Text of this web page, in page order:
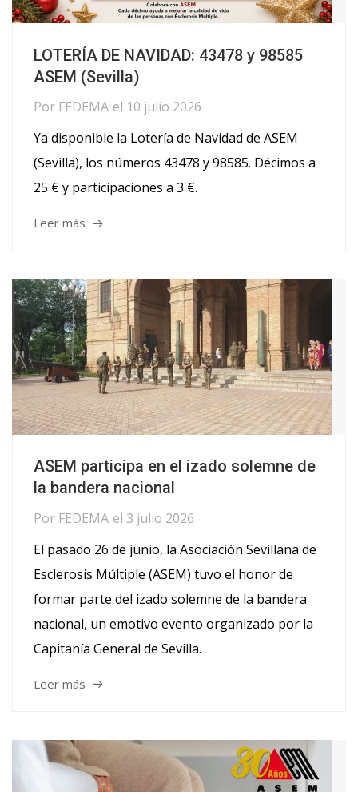
LOTERÍA DE NAVIDAD: 43478 y 98585
ASEM (Sevilla)
Por FEDEMA el 10 julio 2026
Ya disponible la Lotería de Navidad de ASEM
(Sevilla), los números 43478 y 98585. Décimos a
25 € y participaciones a 3 €.
Leer más
ASEM participa en el izado solemne de
la bandera nacional
Por FEDEMA el 3 julio 2026
El pasado 26 de junio, la Asociación Sevillana de
Esclerosis Múltiple (ASEM) tuvo el honor de
formar parte del izado solemne de la bandera
nacional, un emotivo evento organizado por la
Capitanía General de Sevilla.
Leer más